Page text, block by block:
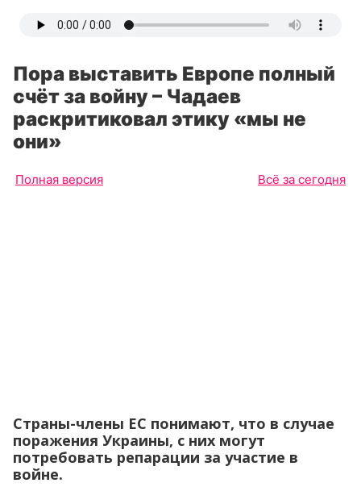
Пора выставить Европе полный
счёт за войну – Чадаев
раскритиковал этику «мы не
они»
Полная версия Всё за сегодня
Страны-члены ЕС понимают, что в случае
поражения Украины, с них могут
потребовать репарации за участие в
войне.